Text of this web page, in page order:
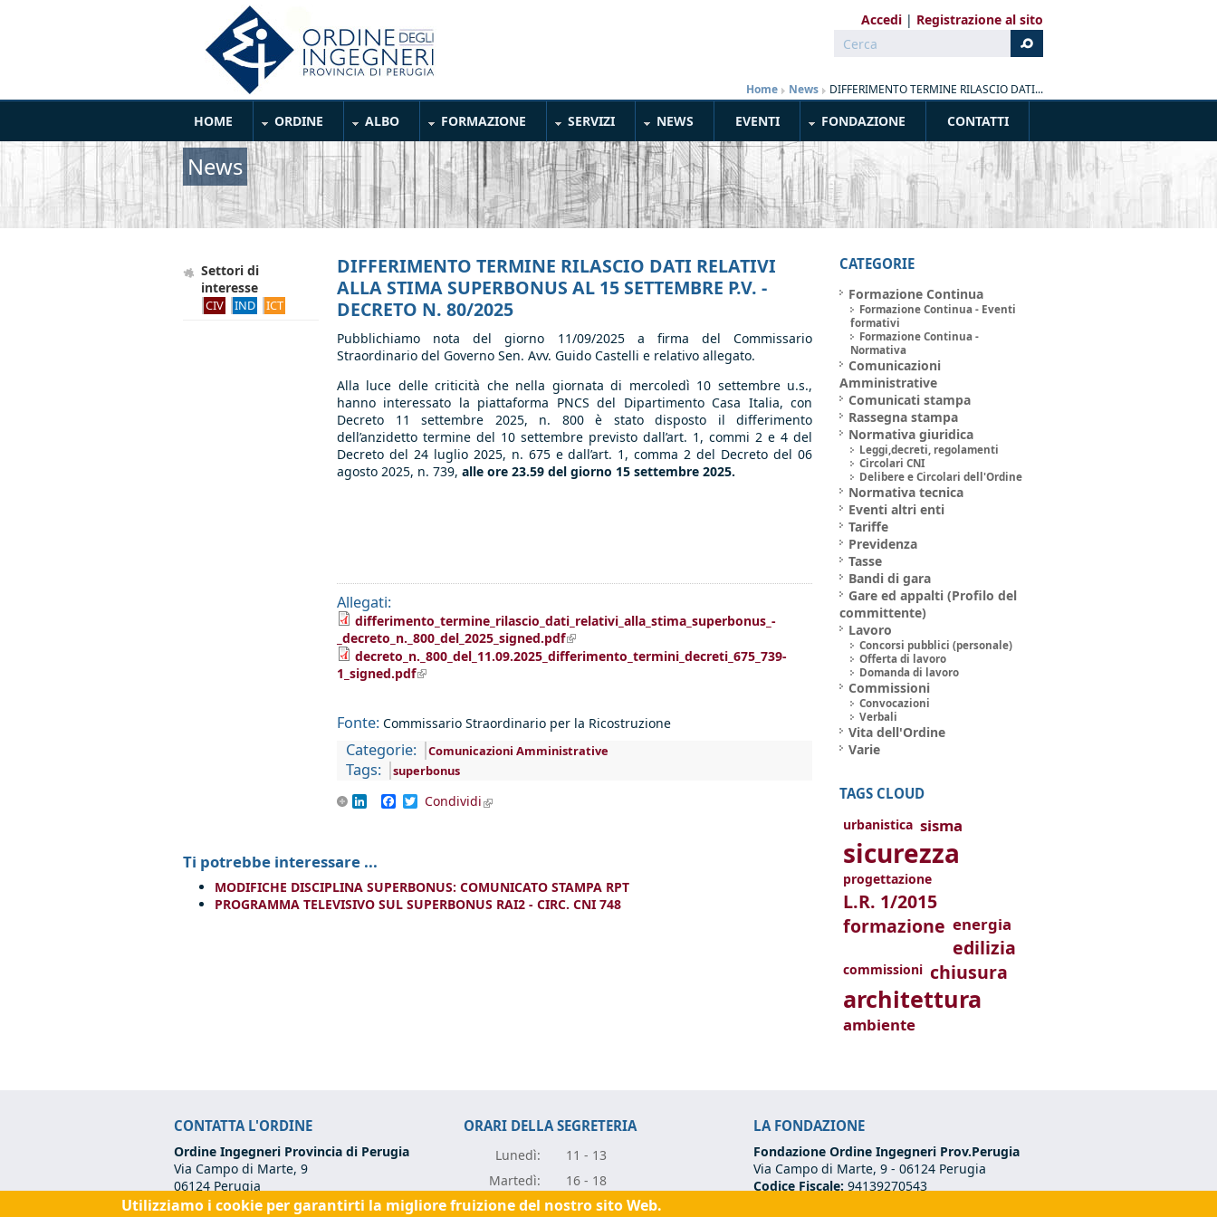
Accedi Registrazione al sito
Form di ricerca
Cerca
Home » News » DIFFERIMENTO TERMINE RILASCIO DATI...
Main Menu
HOME ORDINE ALBO FORMAZIONE SERVIZI NEWS EVENTI FONDAZIONE CONTATTI
News
Settori di
interesse
CIV IND ICT
DIFFERIMENTO TERMINE RILASCIO DATI RELATIVI
ALLA STIMA SUPERBONUS AL 15 SETTEMBRE P.V. -
DECRETO N. 80/2025
Pubblichiamo nota del giorno 11/09/2025 a firma del Commissario
Straordinario del Governo Sen. Avv. Guido Castelli e relativo allegato.
Alla luce delle criticità che nella giornata di mercoledì 10 settembre u.s.,
hanno interessato la piattaforma PNCS del Dipartimento Casa Italia, con
Decreto 11 settembre 2025, n. 800 è stato disposto il differimento
dell’anzidetto termine del 10 settembre previsto dall’art. 1, commi 2 e 4 del
Decreto del 24 luglio 2025, n. 675 e dall’art. 1, comma 2 del Decreto del 06
agosto 2025, n. 739, alle ore 23.59 del giorno 15 settembre 2025.
Allegati:
differimento_termine_rilascio_dati_relativi_alla_stima_superbonus_-
_decreto_n._800_del_2025_signed.pdf(link is external)
decreto_n._800_del_11.09.2025_differimento_termini_decreti_675_739-
1_signed.pdf(link is external)
Fonte: Commissario Straordinario per la Ricostruzione
Categorie: Comunicazioni Amministrative
Tags: superbonus
LinkedInFacebook
Twitter
Condividi(link is external)
Ti potrebbe interessare ...
MODIFICHE DISCIPLINA SUPERBONUS: COMUNICATO STAMPA RPT
PROGRAMMA TELEVISIVO SUL SUPERBONUS RAI2 - CIRC. CNI 748
CATEGORIE
Formazione Continua
Formazione Continua - Eventi
formativi
Formazione Continua -
Normativa
Comunicazioni
Amministrative
Comunicati stampa
Rassegna stampa
Normativa giuridica
Leggi,decreti, regolamenti
Circolari CNI
Delibere e Circolari dell'Ordine
Normativa tecnica
Eventi altri enti
Tariffe
Previdenza
Tasse
Bandi di gara
Gare ed appalti (Profilo del
committente)
Lavoro
Concorsi pubblici (personale)
Offerta di lavoro
Domanda di lavoro
Commissioni
Convocazioni
Verbali
Vita dell'Ordine
Varie
TAGS CLOUD
urbanistica sisma
sicurezza
progettazione
L.R. 1/2015
formazione energia
edilizia
commissioni chiusura
architettura
ambiente
CONTATTA L'ORDINE
Ordine Ingegneri Provincia di Perugia
Via Campo di Marte, 9
06124 Perugia
Codice Fiscale:80017570542
ORARI DELLA SEGRETERIA
Lunedì:
11 - 13
Martedì:
16 - 18
Mercoledì: 11 - 13
LA FONDAZIONE
Fondazione Ordine Ingegneri Prov.Perugia
Via Campo di Marte, 9 - 06124 Perugia
Codice Fiscale: 94139270543
Utilizziamo i cookie per garantirti la migliore fruizione del nostro sito Web.